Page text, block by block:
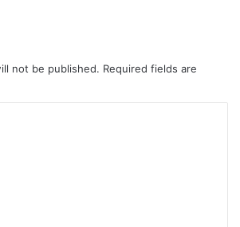
not be published. Required fields are